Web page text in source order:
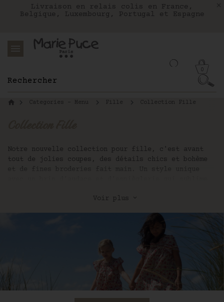
Notre site part en vacances !
Les commandes passées après le 4 août
Nous livrons aux Etats-Unis avec FEDEX
Livraison en relais colis en France,
Belgique, Luxembourg, Portugal et Espagne
0
Categories - Menu Fille Collection Fille
Notre nouvelle collection pour fille, c'est avant
tout de jolies coupes, des détails chics et bohème
Liberty raffinés pour une mode chic, intemporelle
Voir plus